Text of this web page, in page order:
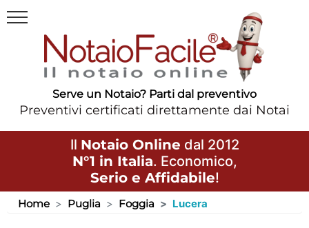
Serve un Notaio? Parti dal preventivo
Preventivi certificati direttamente dai Notai
Il Notaio Online dal 2012
N°1 in Italia. Economico,
Serio e Affidabile!
Home Puglia Foggia Lucera